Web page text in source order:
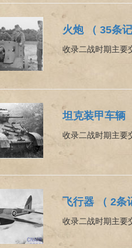
火炮 （ 35条记
收录二战时期主要
坦克装甲车辆
收录二战时期主要
飞行器 （ 2条
收录二战时期主要